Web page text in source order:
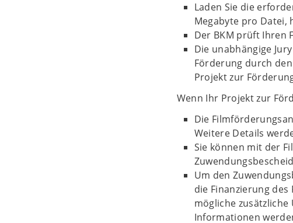
Laden Sie die
Megabyte pro Datei,
Der BKM prüft Ihren
Die unabhängige
Förderung durch
Projekt zur
Wenn Ihr Projekt zur
Die
Weitere Details
Sie können mit der
Um den
die Finanzierung
mögliche
Informationen